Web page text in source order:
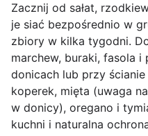
Zacznij od sałat,
je siać bezpośrednio w
zbiory w kilka tygodni.
marchew, buraki, fasola
donicach lub przy
koperek, mięta (uwaga
w donicy), oregano i
kuchni i naturalna